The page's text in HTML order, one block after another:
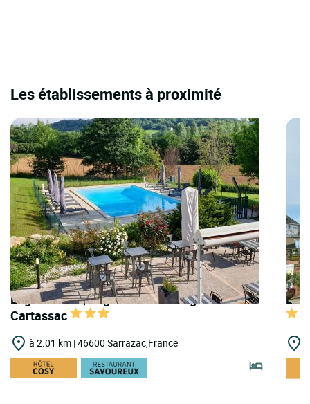
Les établissements à proximité
Logis Hôtels | Logis Hôtel Auberge de
Cartassac
à 2.01 km | 46600 Sarrazac,France